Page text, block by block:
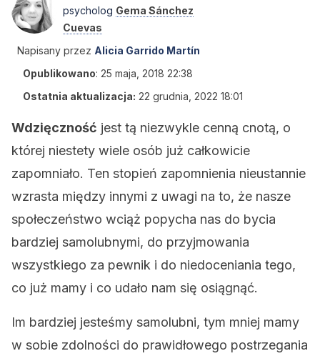
psycholog Gema Sánchez
Cuevas
Napisany przez Alicia Garrido Martín
Opublikowano: 25 maja, 2018 22:38
Ostatnia aktualizacja: 22 grudnia, 2022 18:01
Wdzięczność jest tą niezwykle cenną cnotą, o
której niestety wiele osób już całkowicie
zapomniało. Ten stopień zapomnienia nieustannie
wzrasta między innymi z uwagi na to, że nasze
społeczeństwo wciąż popycha nas do bycia
bardziej samolubnymi, do przyjmowania
wszystkiego za pewnik i do niedoceniania tego,
co już mamy i co udało nam się osiągnąć.
Im bardziej jesteśmy samolubni, tym mniej mamy
w sobie zdolności do prawidłowego postrzegania